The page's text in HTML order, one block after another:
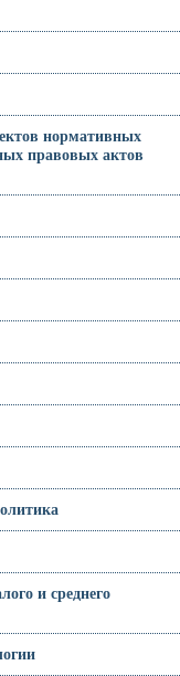
нормативных
правовых актов
и среднего